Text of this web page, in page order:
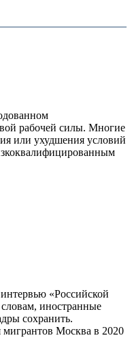
рабочей силы. Многие
или ухудшения условий
«Российской
иностранные
сохранить.
Москва в 2020